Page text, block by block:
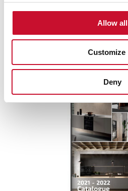
Allow all
Customize
Deny